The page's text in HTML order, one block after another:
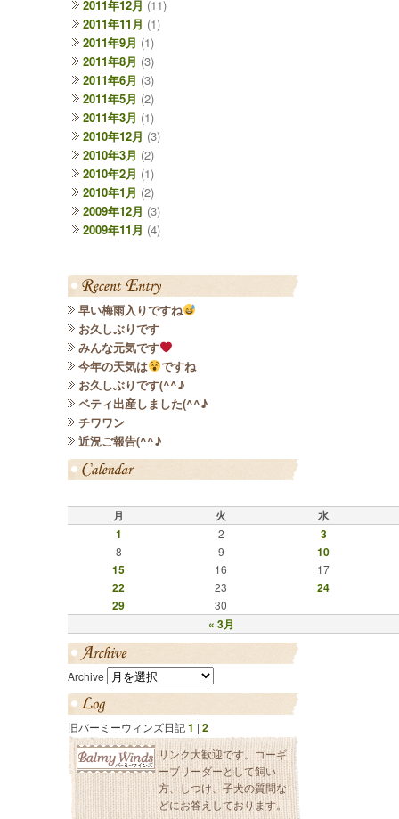
2011年12月 (11)
2011年11月 (1)
2011年9月 (1)
2011年8月 (3)
2011年6月 (3)
2011年5月 (2)
2011年3月 (1)
2010年12月 (3)
2010年3月 (2)
2010年2月 (1)
2010年1月 (2)
2009年12月 (3)
2009年11月 (4)
早い梅雨入りですね
お久しぶりです
みんな元気です
今年の天気は
ですね
お久しぶりです(^^♪
ベティ出産しました(^^♪
チワワン
近況ご報告(^^♪
月 火 水
« 3月
1 2 3
8 9
10
15
16 17
22 23
24
29
30
Archive
旧バーミーウィンズ日記1 | 2
リンク大歓迎です。コーギ
ーブリーダーとして飼い
方、しつけ、子犬の質問な
どにお答えしております。